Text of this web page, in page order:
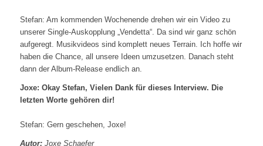
Stefan: Am kommenden Wochenende drehen wir ein Video zu
unserer Single-Auskopplung „Vendetta“. Da sind wir ganz schön
aufgeregt. Musikvideos sind komplett neues Terrain. Ich hoffe wir
haben die Chance, all unsere Ideen umzusetzen. Danach steht
dann der Album-Release endlich an.
Joxe: Okay Stefan, Vielen Dank für dieses Interview. Die
letzten Worte gehören dir!
Stefan: Gern geschehen, Joxe!
Autor:Joxe Schaefer